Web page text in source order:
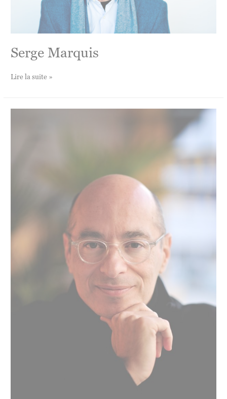
Serge Marquis
Serge
Lire la suite »